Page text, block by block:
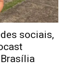
sociais,